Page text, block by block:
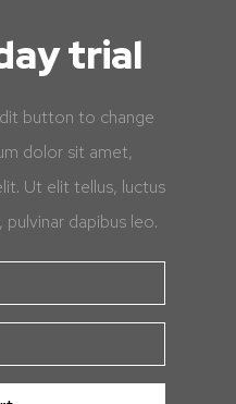
trial
button to change
dolor sit amet,
Ut elit tellus, luctus
dapibus leo.